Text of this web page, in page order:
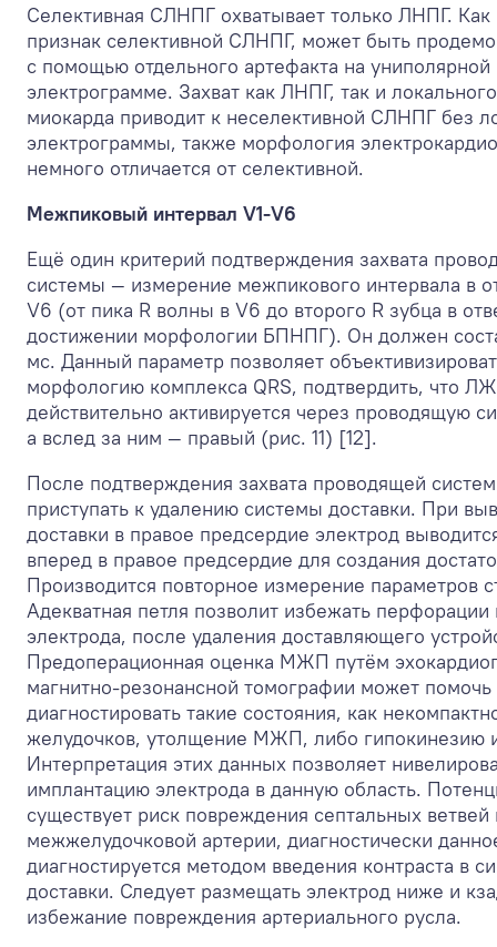
Селективная СЛНПГ охватывает только ЛНПГ.
признак селективной СЛНПГ, может быть
с помощью отдельного артефакта на униполярной
электрограмме. Захват как ЛНПГ, так и
миокарда приводит к неселективной СЛНПГ без
электрограммы, также морфология
немного отличается от селективной.
Межпиковый интервал V1-V6
Ещё один критерий подтверждения захвата
системы — измерение межпикового интервала в
V6 (от пика R волны в V6 до второго R зубца в
достижении морфологии БПНПГ). Он должен
мс. Данный параметр позволяет
морфологию комплекса QRS, подтвердить, что ЛЖ
действительно активируется через проводящую
а вслед за ним — правый (рис. 11) [12].
После подтверждения захвата проводящей
приступать к удалению системы доставки. При
доставки в правое предсердие электрод
вперед в правое предсердие для создания
Производится повторное измерение параметров
Адекватная петля позволит избежать
электрода, после удаления доставляющего
Предоперационная оценка МЖП путём
магнитно-резонансной томографии может помочь
диагностировать такие состояния, как
желудочков, утолщение МЖП, либо гипокинезию
Интерпретация этих данных позволяет
имплантацию электрода в данную область.
существует риск повреждения септальных
межжелудочковой артерии, диагностически
диагностируется методом введения контраста в
доставки. Следует размещать электрод ниже и
избежание повреждения артериального русла.